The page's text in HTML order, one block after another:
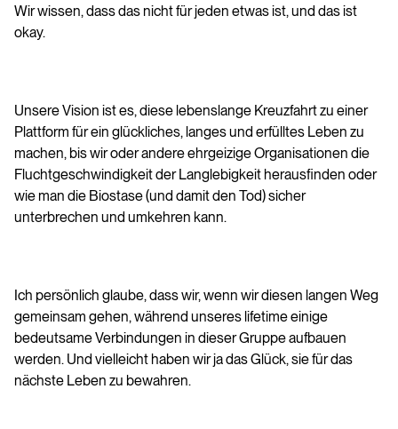
Wir wissen, dass das nicht für jeden etwas ist, und das ist
okay.
Unsere Vision ist es, diese lebenslange Kreuzfahrt zu einer
Plattform für ein glückliches, langes und erfülltes Leben zu
machen, bis wir oder andere ehrgeizige Organisationen die
Fluchtgeschwindigkeit der Langlebigkeit herausfinden oder
wie man die Biostase (und damit den Tod) sicher
unterbrechen und umkehren kann.
Ich persönlich glaube, dass wir, wenn wir diesen langen Weg
gemeinsam gehen, während unseres lifetime einige
bedeutsame Verbindungen in dieser Gruppe aufbauen
werden. Und vielleicht haben wir ja das Glück, sie für das
nächste Leben zu bewahren.